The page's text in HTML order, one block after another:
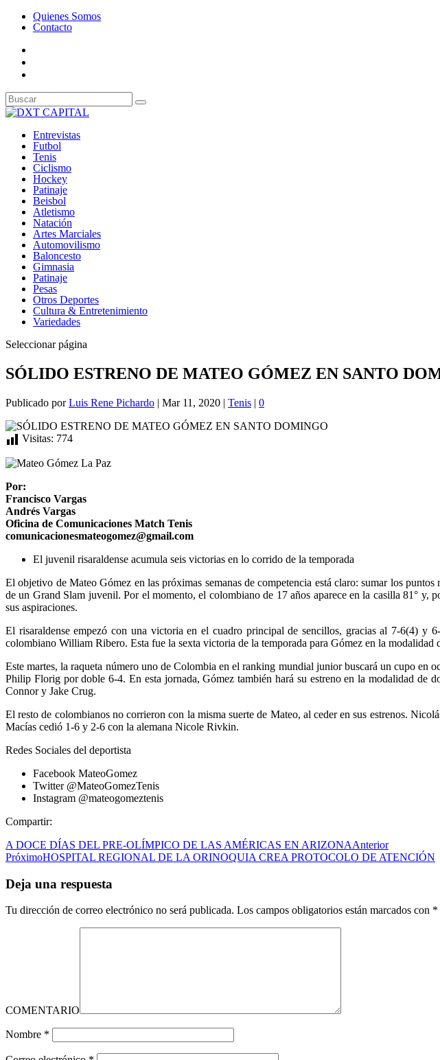
Quienes Somos
Contacto
Entrevistas
Futbol
Tenis
Ciclismo
Hockey
Patinaje
Beisbol
Atletismo
Natación
Artes Marciales
Automovilismo
Baloncesto
Gimnasia
Patinaje
Pesas
Otros Deportes
Cultura & Entretenimiento
Variedades
Seleccionar página
SÓLIDO ESTRENO DE MATEO GÓMEZ EN SANTO
Publicado porLuis Rene Pichardo | Mar 11, 2020 | Tenis | 0
Visitas: 774
Por:
Francisco Vargas
Andrés Vargas
Oficina de Comunicaciones Match Tenis
comunicacionesmateogomez@gmail.com
El juvenil risaraldense acumula seis victorias en lo corrido de la temporada
El objetivo de Mateo Gómez en las próximas semanas de competencia está claro: sumar los
de un Grand Slam juvenil. Por el momento, el colombiano de 17 años aparece en la casilla 81° y,
sus aspiraciones.
El risaraldense empezó con una victoria en el cuadro principal de sencillos, gracias al 7-6(4) y
colombiano William Ribero. Esta fue la sexta victoria de la temporada para Gómez en la modalidad
Este martes, la raqueta número uno de Colombia en el ranking mundial junior buscará un cupo en
Philip Florig por doble 6-4. En esta jornada, Gómez también hará su estreno en la modalidad de
Connor y Jake Crug.
El resto de colombianos no corrieron con la misma suerte de Mateo, al ceder en sus estrenos.
Macías cedió 1-6 y 2-6 con la alemana Nicole Rivkin.
Redes Sociales del deportista
Facebook MateoGomez
Twitter @MateoGomezTenis
Instagram @mateogomeztenis
Compartir:
A DOCE DÍAS DEL PRE-OLÍMPICO DE LAS AMÉRICAS EN ARIZONAAnterior
PróximoHOSPITAL REGIONAL DE LA ORINOQUIA CREA PROTOCOLO DE ATENCIÓN
Deja una respuesta
Tu dirección de correo electrónico no será publicada. Los campos obligatorios están marcados con *
COMENTARIO
Nombre *